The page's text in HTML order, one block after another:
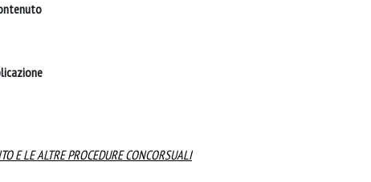
E LE ALTRE PROCEDURE CONCORSUALI